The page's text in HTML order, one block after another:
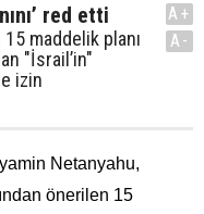
red etti
maddelik planı
"İsrail’in"
izin
A+
A-
Netanyahu,
önerilen 15